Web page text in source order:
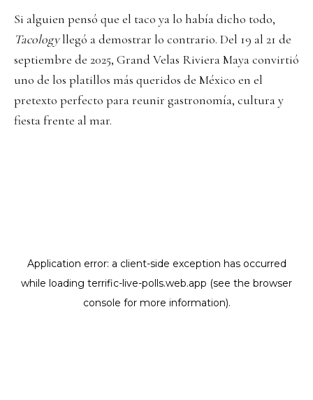
Si alguien pensó que el taco ya lo había dicho todo,
Tacologyllegó a demostrar lo contrario. Del 19 al 21 de
septiembre de 2025, Grand Velas Riviera Maya convirtió
uno de los platillos más queridos de México en el
pretexto perfecto para reunir gastronomía, cultura y
fiesta frente al mar.